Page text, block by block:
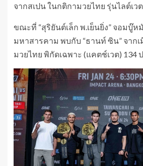
จากสเปน ในกติกามวยไทย รุ่นไลต์เว
ขณะที่ “สุริยันต์เล็ก พ.เย็นยิ่ง” จอมบู๊ห
มหาสารคาม พบกับ “ธานท์ ซิน” จาก
มวยไทย พิกัดเฉพาะ (แคตช์เวต) 134